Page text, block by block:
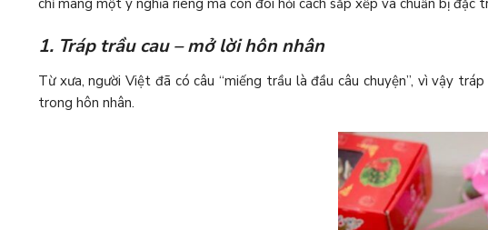
1. Tráp trầu cau – mở lời hôn nhân
Từ xưa, người Việt đã có câu “miếng trầu là đầu câu chuyện”, vì vậy
trong hôn nhân.